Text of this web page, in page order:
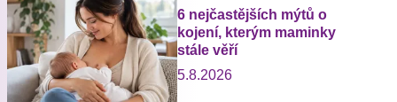
6 nejčastějších mýtů o
kojení, kterým maminky
stále věří
5.8.2026